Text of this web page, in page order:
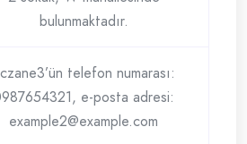
bulunmaktadır.
telefon numarası:
e-posta adresi:
example2@example.com